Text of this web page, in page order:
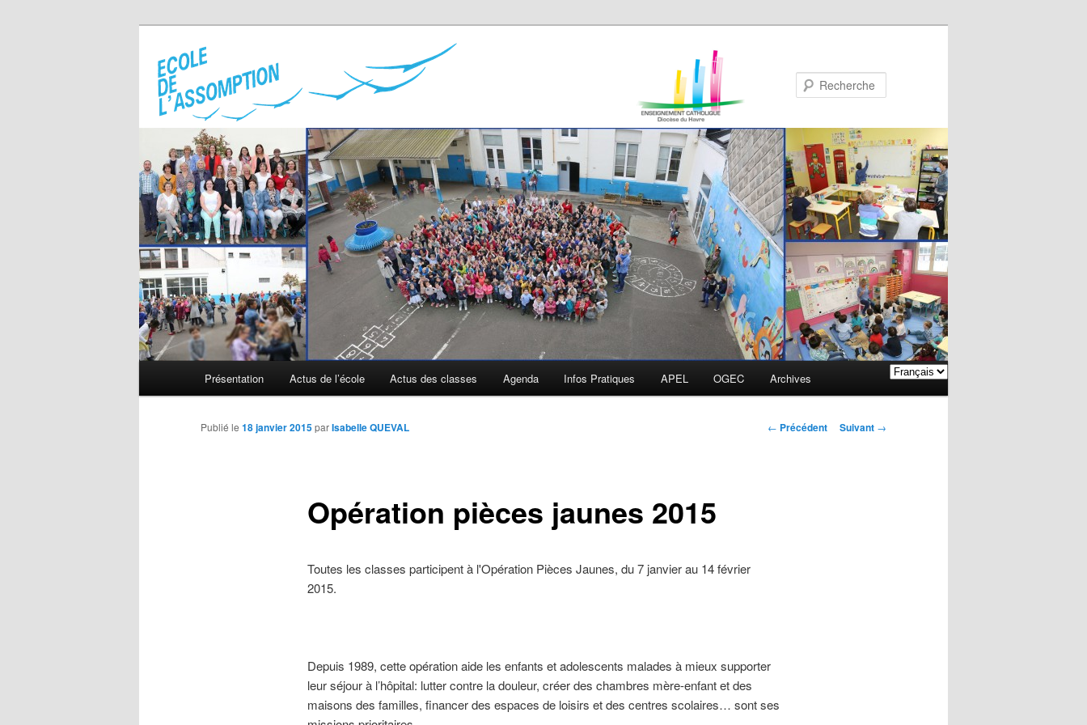
Aller au contenu principal
Aller au contenu secondaire
Présentation Actus de l’école Actus des classes Agenda Infos Pratiques APEL OGEC Archives
Navigation des
← Précédent Suivant →
Opération pièces jaunes 2015
Publié le 18 janvier 2015parIsabelle QUEVAL
Toutes les classes participent à l'Opération Pièces Jaunes, du 7 janvier au 14 février
2015.
Depuis 1989, cette opération aide les enfants et adolescents malades à mieux supporter
leur séjour à l’hôpital: lutter contre la douleur, créer des chambres mère-enfant et des
maisons des familles, financer des espaces de loisirs et des centres scolaires… sont ses